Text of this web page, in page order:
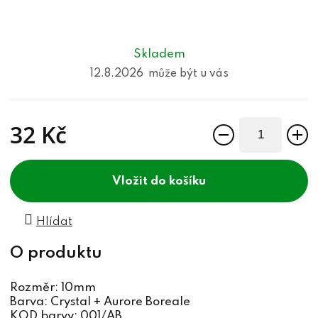
Skladem
12.8.2026
32 Kč
do košíku
Hlídat
Rozměr: 10mm
Barva: Crystal + Aurore Boreale